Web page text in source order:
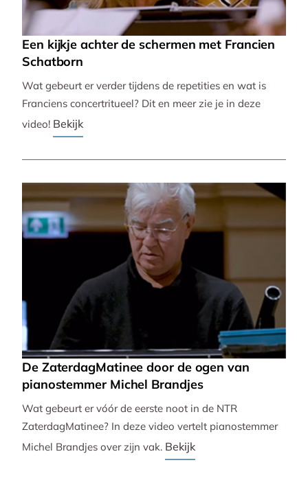
Een kijkje achter de schermen met Francien
Schatborn
Wat gebeurt er verder tijdens de repetities en wat is
Franciens concertritueel? Dit en meer zie je in deze
video! Bekijk
De ZaterdagMatinee door de ogen van
pianostemmer Michel Brandjes
Wat gebeurt er vóór de eerste noot in de NTR
ZaterdagMatinee? In deze video vertelt pianostemmer
Michel Brandjes over zijn vak. Bekijk